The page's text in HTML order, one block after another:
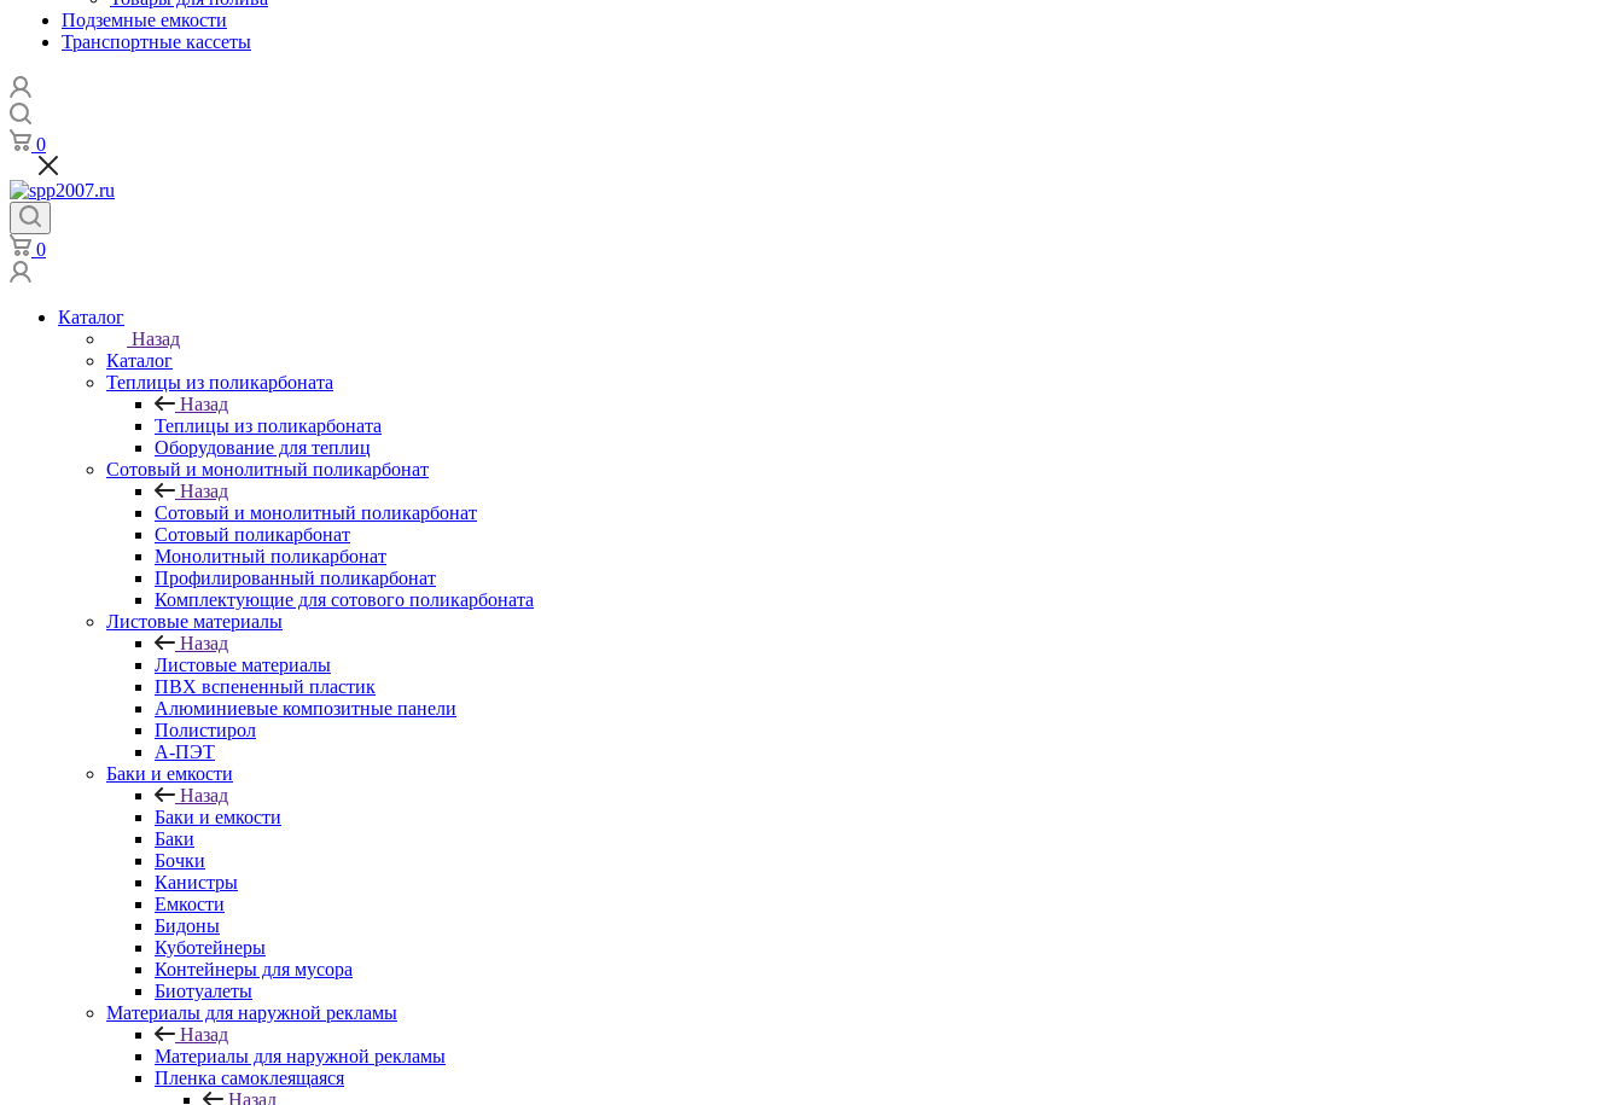
Подземные емкости
Транспортные кассеты
0
0
Каталог
Назад
Каталог
Теплицы из поликарбоната
Назад
Теплицы из поликарбоната
Оборудование для теплиц
Сотовый и монолитный поликарбонат
Назад
Сотовый и монолитный поликарбонат
Сотовый поликарбонат
Монолитный поликарбонат
Профилированный поликарбонат
Комплектующие для сотового поликарбоната
Листовые материалы
Назад
Листовые материалы
ПВХ вспененный пластик
Алюминиевые композитные панели
Полистирол
А-ПЭТ
Баки и емкости
Назад
Баки и емкости
Баки
Бочки
Канистры
Емкости
Бидоны
Куботейнеры
Контейнеры для мусора
Биотуалеты
Материалы для наружной рекламы
Назад
Материалы для наружной рекламы
Пленка самоклеящаяся
Назад